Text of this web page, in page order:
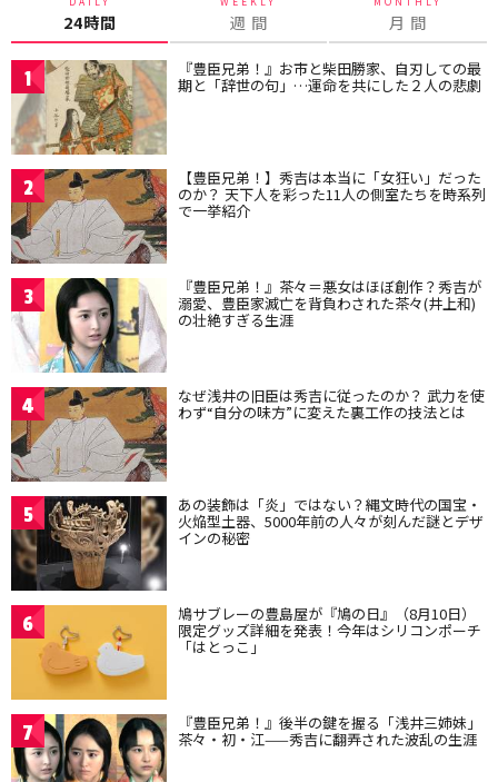
24時間 週 間 月 間
1 『豊臣兄弟！』お市と柴田勝家、自刃しての最
期と「辞世の句」…運命を共にした２人の悲劇
2 【豊臣兄弟！】秀吉は本当に「女狂い」だった
のか？ 天下人を彩った11人の側室たちを時系列
で一挙紹介
3 『豊臣兄弟！』茶々＝悪女はほぼ創作？秀吉が
溺愛、豊臣家滅亡を背負わされた茶々(井上和)
の壮絶すぎる生涯
4 なぜ浅井の旧臣は秀吉に従ったのか？ 武力を使
わず“自分の味方”に変えた裏工作の技法とは
5 あの装飾は「炎」ではない？縄文時代の国宝・
火焔型土器、5000年前の人々が刻んだ謎とデザ
インの秘密
6 鳩サブレーの豊島屋が『鳩の日』（8月10日）
限定グッズ詳細を発表！今年はシリコンポーチ
「はとっこ」
7 『豊臣兄弟！』後半の鍵を握る「浅井三姉妹」
茶々・初・江——秀吉に翻弄された波乱の生涯